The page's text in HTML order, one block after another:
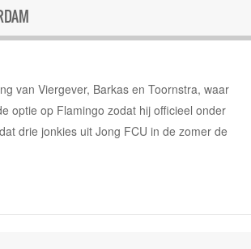
van Viergever, Barkas en Toornstra, waar
optie op Flamingo zodat hij officieel onder
drie jonkies uit Jong FCU in de zomer de